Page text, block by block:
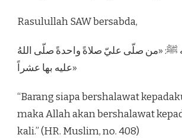
Rasulullah SAW bersabda,
ﷺ: «من صلّى عليّ صلاةً واحدةً صلّى اللهُ
عليه بها عشراً»
“Barang siapa bershalawat
maka Allah akan bershalawat
kali.” (HR. Muslim, no. 408)